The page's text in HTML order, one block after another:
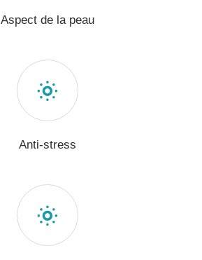
Aspect de la peau
Anti-stress